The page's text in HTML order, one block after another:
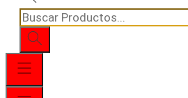
Búsqueda
de
productos
Menú